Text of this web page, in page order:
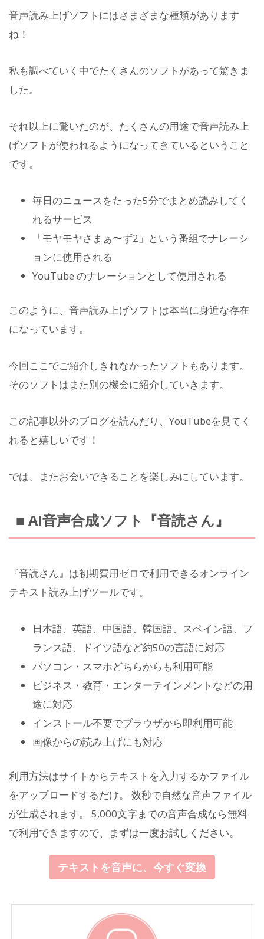
音声読み上げソフトにはさまざまな種類があります
ね！
私も調べていく中でたくさんのソフトがあって驚きま
した。
それ以上に驚いたのが、たくさんの用途で音声読み上
げソフトが使われるようになってきているということ
です。
毎日のニュースをたった5分でまとめ読みしてく
れるサービス
「モヤモヤさまぁ〜ず2」という番組でナレーシ
ョンに使用される
YouTube のナレーションとして使用される
このように、音声読み上げソフトは本当に身近な存在
になっています。
今回ここでご紹介しきれなかったソフトもあります。
そのソフトはまた別の機会に紹介していきます。
この記事以外のブログを読んだり、YouTubeを見てく
れると嬉しいです！
では、またお会いできることを楽しみにしています。
■ AI音声合成ソフト『音読さん』
『音読さん』は初期費用ゼロで利用できるオンライン
テキスト読み上げツールです。
日本語、英語、中国語、韓国語、スペイン語、フ
ランス語、ドイツ語など約50の言語に対応
パソコン・スマホどちらからも利用可能
ビジネス・教育・エンターテインメントなどの用
途に対応
インストール不要でブラウザから即利用可能
画像からの読み上げにも対応
利用方法はサイトからテキストを入力するかファイル
をアップロードするだけ。 数秒で自然な音声ファイル
が生成されます。 5,000文字までの音声合成なら無料
で利用できますので、まずは一度お試しください。
テキストを音声に、今すぐ変換